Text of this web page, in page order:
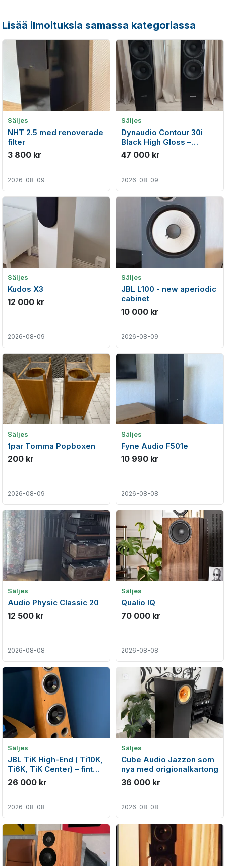
Lisää ilmoituksia samassa kategoriassa
Säljes
NHT 2.5 med renoverade
filter
3 800 kr
2026-08-09
Säljes
Dynaudio Contour 30i
Black High Gloss –
Mycket fint skick
47 000 kr
2026-08-09
Säljes
Kudos X3
12 000 kr
2026-08-09
Säljes
JBL L100 - new aperiodic
cabinet
10 000 kr
2026-08-09
Säljes
1par Tomma Popboxen
200 kr
2026-08-09
Säljes
Fyne Audio F501e
10 990 kr
2026-08-08
Säljes
Audio Physic Classic 20
12 500 kr
2026-08-08
Säljes
Qualio IQ
70 000 kr
2026-08-08
Säljes
JBL TiK High-End ( Ti10K,
Ti6K, TiK Center) – fint
skick
26 000 kr
2026-08-08
Säljes
Cube Audio Jazzon som
nya med origionalkartong
36 000 kr
2026-08-08